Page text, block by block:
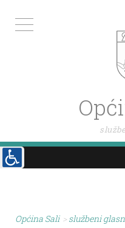
Općina Sali > službeni